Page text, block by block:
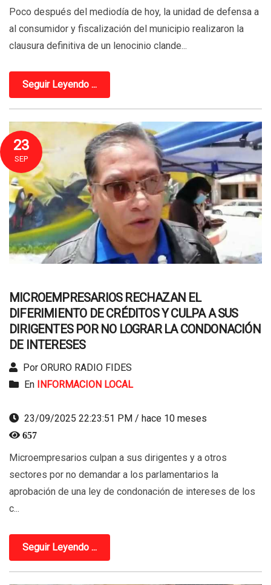
Poco después del mediodía de hoy, la unidad de defensa a
al consumidor y fiscalización del municipio realizaron la
clausura definitiva de un lenocinio clande...
Seguir Leyendo ...
23
SEP
MICROEMPRESARIOS RECHAZAN EL
DIFERIMIENTO DE CRÉDITOS Y CULPA A SUS
DIRIGENTES POR NO LOGRAR LA CONDONACIÓN
DE INTERESES
Por ORURO RADIO FIDES
En INFORMACION LOCAL
23/09/2025 22:23:51 PM / hace 10 meses
657
Microempresarios culpan a sus dirigentes y a otros
sectores por no demandar a los parlamentarios la
aprobación de una ley de condonación de intereses de los
c...
Seguir Leyendo ...